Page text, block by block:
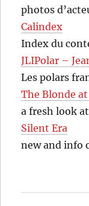
photos
Calindex
Index du
JLIPolar –
Les polars
The Blonde
a fresh look
Silent Era
new and info